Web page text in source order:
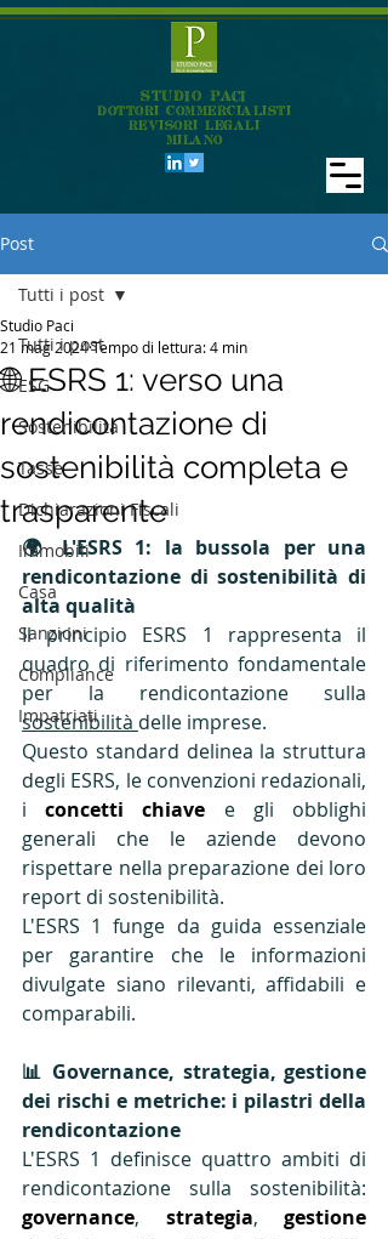
STUDIO PACI
DOTTORI COMMERCIALISTI
REVISORI LEGALI
MILANO
Post
Tutti i post
ESG
Sostenibilità
Tasse
Dichiarazioni Fiscali
Immobili
Casa
Sanzioni
Compliance
Impatriati
Tutti i post
🌐 ESRS 1: verso una
rendicontazione di
sostenibilità completa e
trasparente
Studio Paci
21 mag 2024Tempo di lettura: 4 min
🌍 L'ESRS 1: la bussola per una
rendicontazione di sostenibilità di
alta qualità
Il principio ESRS 1 rappresenta il
quadro di riferimento fondamentale
sostenibilità delle imprese.
Questo standard delinea la struttura
degli ESRS, le convenzioni redazionali,
i concetti chiave e gli obblighi
generali che le aziende devono
rispettare nella preparazione dei loro
report di sostenibilità.
L'ESRS 1 funge da guida essenziale
per garantire che le informazioni
divulgate siano rilevanti, affidabili e
comparabili.
📊 Governance, strategia, gestione
dei rischi e metriche: i pilastri della
rendicontazione
L'ESRS 1 definisce quattro ambiti di
governance, strategia, gestione